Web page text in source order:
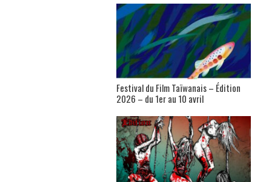
Festival du Film Taïwanais – Édition
2026 – du 1er au 10 avril